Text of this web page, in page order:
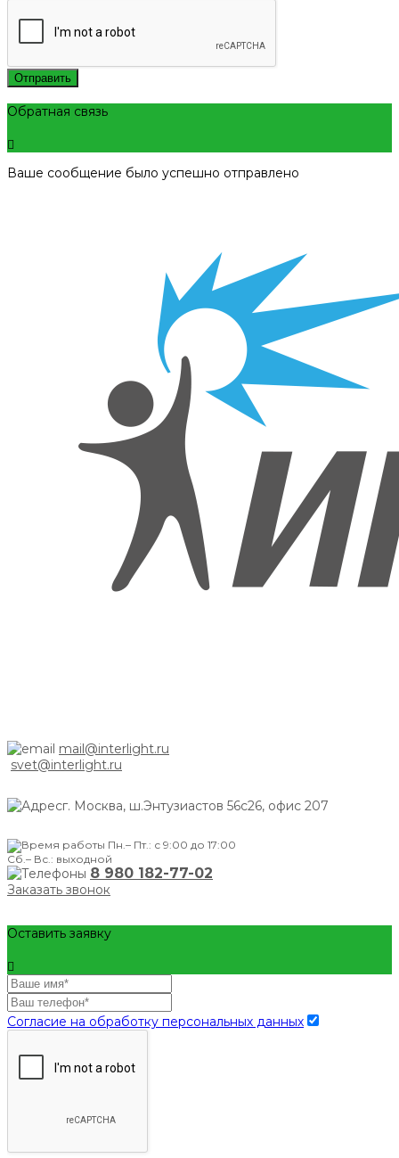
Отправить
Обратная связь
Ваше сообщение было успешно отправлено
mail@interlight.ru
svet@interlight.ru
г. Москва, ш.Энтузиастов 56с26, офис 207
Пн.– Пт.: с 9:00 до 17:00
Сб.– Вс.: выходной
8 980 182-77-02
Заказать звонок
Оставить заявку
Согласие на обработку персональных данных